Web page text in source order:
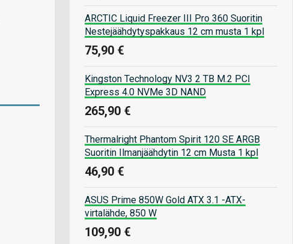
ARCTIC Liquid Freezer III Pro 360 Suoritin
Nestejäähdytyspakkaus 12 cm musta 1 kpl
75,90 €
Kingston Technology NV3 2 TB M.2 PCI
Express 4.0 NVMe 3D NAND
265,90 €
Thermalright Phantom Spirit 120 SE ARGB
Suoritin Ilmanjäähdytin 12 cm Musta 1 kpl
46,90 €
ASUS Prime 850W Gold ATX 3.1 -ATX-
virtalähde, 850 W
109,90 €